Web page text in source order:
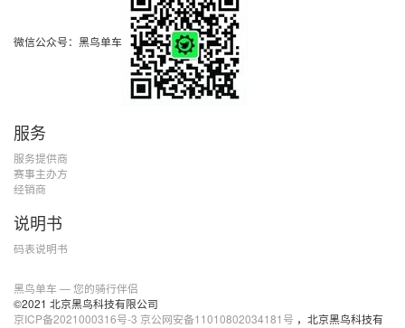
微信公众号：黑鸟单车
服务
服务提供商
赛事主办方
经销商
说明书
码表说明书
黑鸟单车 — 您的骑行伴侣
©2021 北京黑鸟科技有限公司
京ICP备2021000316号-3 京公网安备11010802034181号 ，北京黑鸟科技有